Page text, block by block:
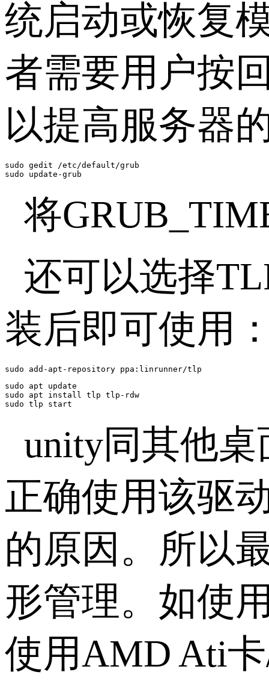
统启动或恢复
者需要用户按
以提高服务器
sudo gedit /etc/default/grub
sudo update-grub
将
还可以选择
装后即可使用
sudo add-apt-repository ppa:linrunner/tlp
sudo apt update
sudo apt install tlp tlp-rdw
sudo tlp start
unity同其他
正确使用该驱
的原因。所以
形管理。如使
使用AMD Ati